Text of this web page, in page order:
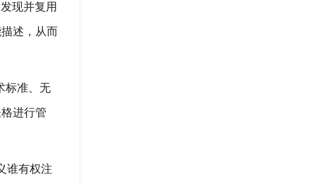
现并复用
述，从而
标准、无
进行管
谁有权注